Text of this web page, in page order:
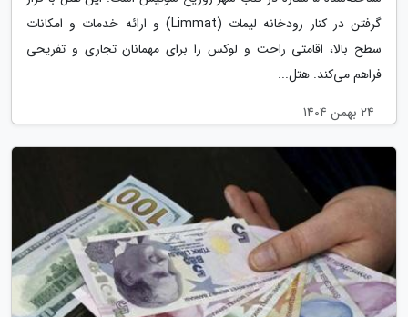
گرفتن در کنار رودخانه لیمات (Limmat) و ارائه خدمات و امکانات
سطح بالا، اقامتی راحت و لوکس را برای مهمانان تجاری و تفریحی
فراهم می‌کند. هتل...
24 بهمن 1404